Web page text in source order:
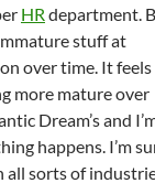
HR department.
stuff at
over time. It
more mature over
Dream’s and
happens. I’m
all sorts of